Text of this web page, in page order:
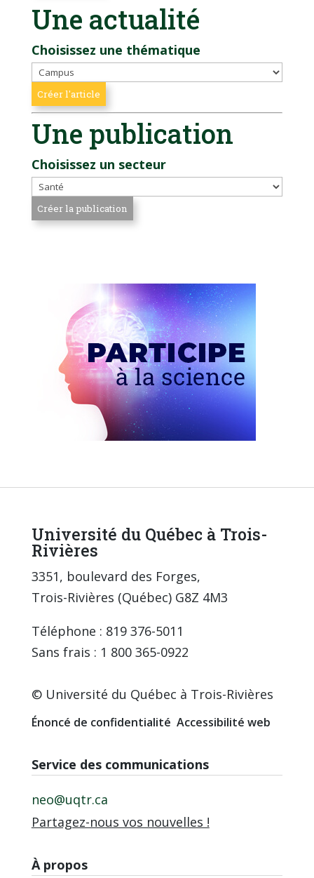
Une actualité
Choisissez une thématique
Une publication
Choisissez un secteur
Université du Québec à Trois-
Rivières
3351, boulevard des Forges,
Trois-Rivières (Québec) G8Z 4M3
Téléphone : 819 376-5011
Sans frais : 1 800 365-0922
© Université du Québec à Trois-Rivières
Énoncé de confidentialité Accessibilité web
Service des communications
neo@uqtr.ca
Partagez-nous vos nouvelles !
À propos